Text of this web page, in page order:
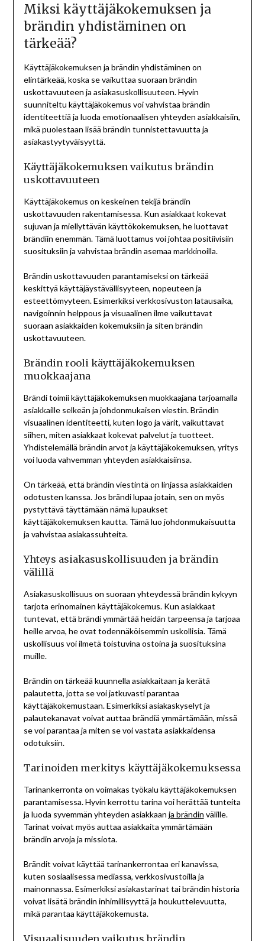
Miksi käyttäjäkokemuksen ja
brändin yhdistäminen on
tärkeää?
Käyttäjäkokemuksen ja brändin yhdistäminen on
elintärkeää, koska se vaikuttaa suoraan brändin
uskottavuuteen ja asiakasuskollisuuteen. Hyvin
suunniteltu käyttäjäkokemus voi vahvistaa brändin
identiteettiä ja luoda emotionaalisen yhteyden asiakkaisiin,
mikä puolestaan lisää brändin tunnistettavuutta ja
asiakastyytyväisyyttä.
Käyttäjäkokemuksen vaikutus brändin
uskottavuuteen
Käyttäjäkokemus on keskeinen tekijä brändin
uskottavuuden rakentamisessa. Kun asiakkaat kokevat
sujuvan ja miellyttävän käyttökokemuksen, he luottavat
brändiin enemmän. Tämä luottamus voi johtaa positiivisiin
suosituksiin ja vahvistaa brändin asemaa markkinoilla.
Brändin uskottavuuden parantamiseksi on tärkeää
keskittyä käyttäjäystävällisyyteen, nopeuteen ja
esteettömyyteen. Esimerkiksi verkkosivuston latausaika,
navigoinnin helppous ja visuaalinen ilme vaikuttavat
suoraan asiakkaiden kokemuksiin ja siten brändin
uskottavuuteen.
Brändin rooli käyttäjäkokemuksen
muokkaajana
Brändi toimii käyttäjäkokemuksen muokkaajana tarjoamalla
asiakkaille selkeän ja johdonmukaisen viestin. Brändin
visuaalinen identiteetti, kuten logo ja värit, vaikuttavat
siihen, miten asiakkaat kokevat palvelut ja tuotteet.
Yhdistelemällä brändin arvot ja käyttäjäkokemuksen, yritys
voi luoda vahvemman yhteyden asiakkaisiinsa.
On tärkeää, että brändin viestintä on linjassa asiakkaiden
odotusten kanssa. Jos brändi lupaa jotain, sen on myös
pystyttävä täyttämään nämä lupaukset
käyttäjäkokemuksen kautta. Tämä luo johdonmukaisuutta
ja vahvistaa asiakassuhteita.
Yhteys asiakasuskollisuuden ja brändin
välillä
Asiakasuskollisuus on suoraan yhteydessä brändin kykyyn
tarjota erinomainen käyttäjäkokemus. Kun asiakkaat
tuntevat, että brändi ymmärtää heidän tarpeensa ja tarjoaa
heille arvoa, he ovat todennäköisemmin uskollisia. Tämä
uskollisuus voi ilmetä toistuvina ostoina ja suosituksina
muille.
Brändin on tärkeää kuunnella asiakkaitaan ja kerätä
palautetta, jotta se voi jatkuvasti parantaa
käyttäjäkokemustaan. Esimerkiksi asiakaskyselyt ja
palautekanavat voivat auttaa brändiä ymmärtämään, missä
se voi parantaa ja miten se voi vastata asiakkaidensa
odotuksiin.
Tarinoiden merkitys käyttäjäkokemuksessa
Tarinankerronta on voimakas työkalu käyttäjäkokemuksen
parantamisessa. Hyvin kerrottu tarina voi herättää tunteita
ja luoda syvemmän yhteyden asiakkaan ja brändin välille.
Tarinat voivat myös auttaa asiakkaita ymmärtämään
brändin arvoja ja missiota.
Brändit voivat käyttää tarinankerrontaa eri kanavissa,
kuten sosiaalisessa mediassa, verkkosivustoilla ja
mainonnassa. Esimerkiksi asiakastarinat tai brändin historia
voivat lisätä brändin inhimillisyyttä ja houkuttelevuutta,
mikä parantaa käyttäjäkokemusta.
Visuaalisuuden vaikutus brändin